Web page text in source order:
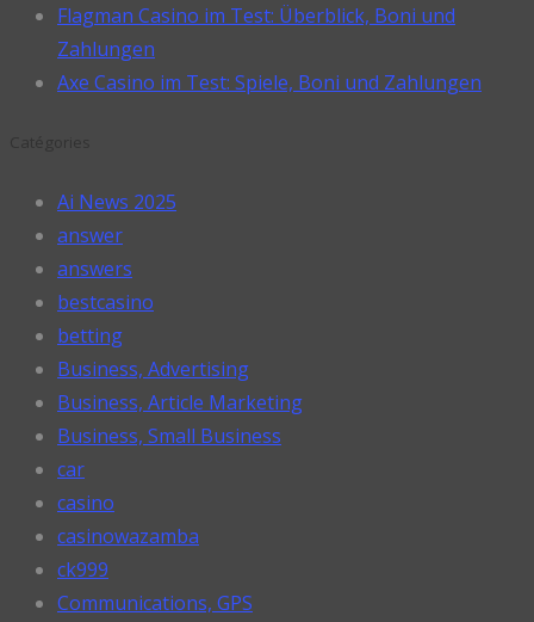
Flagman Casino im Test: Überblick, Boni und
Zahlungen
Axe Casino im Test: Spiele, Boni und Zahlungen
Ai News 2025
answer
answers
bestcasino
betting
Business, Advertising
Business, Article Marketing
Business, Small Business
car
casino
casinowazamba
ck999
Communications, GPS